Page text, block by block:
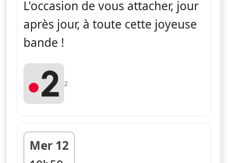
L'occasion de vous attacher, jour
après jour, à toute cette joyeuse
bande !
2
Mer 12